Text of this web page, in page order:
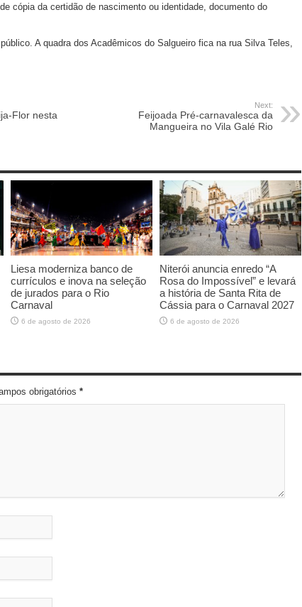
cópia da certidão de nascimento ou identidade, documento do
A quadra dos Acadêmicos do Salgueiro fica na rua Silva Teles,
Flor nesta
Next:
Feijoada Pré-carnavalesca da
Mangueira no Vila Galé Rio
Liesa moderniza banco de
currículos e inova na seleção
de jurados para o Rio
Carnaval
6 de agosto de 2026
Niterói anuncia enredo “A
Rosa do Impossível” e levará
a história de Santa Rita de
Cássia para o Carnaval 2027
6 de agosto de 2026
obrigatórios *